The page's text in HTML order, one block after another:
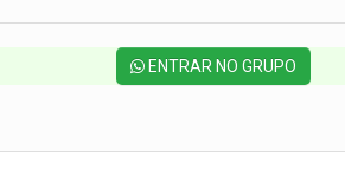
ENTRAR NO GRUPO